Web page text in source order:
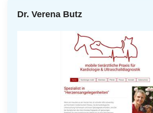
Dr. Verena Butz